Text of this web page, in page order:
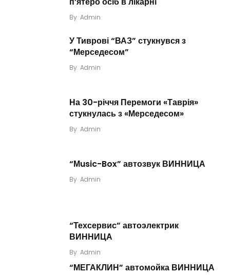
By Admin
У Тиврові “ВАЗ” стукнувся з
“Мерседесом”
By Admin
На 30-річчя Перемоги «Таврія»
стукнулась з «Мерседесом»
By Admin
“Мusic-Box” автозвук ВИННИЦА
By Admin
“Техсервис” автоэлектрик
ВИННИЦА
By Admin
“МЕГАКЛИН” автомойка ВИННИЦА